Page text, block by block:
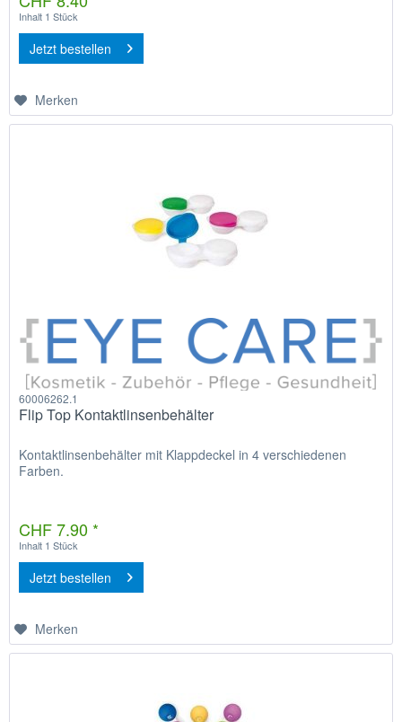
Inhalt 1 Stück
Jetzt bestellen
Merken
60006262.1
Flip Top Kontaktlinsenbehälter
Kontaktlinsenbehälter mit Klappdeckel in 4 verschiedenen
Farben.
CHF 7.90 *
Inhalt 1 Stück
Jetzt bestellen
Merken